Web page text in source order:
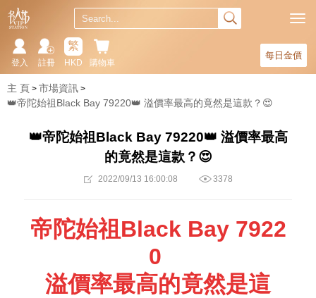
每日金價
購物車
繁
HKD
註冊
登入
主 頁
市場資訊
👑帝陀始祖Black Bay 79220👑 溢價率最高的竟然是這款？😍
👑帝陀始祖Black Bay 79220👑 溢價率最高
的竟然是這款？😍
2022/09/13 16:00:08 3378
帝陀始祖 Black Bay 7922
0
溢價率最高的竟然是這